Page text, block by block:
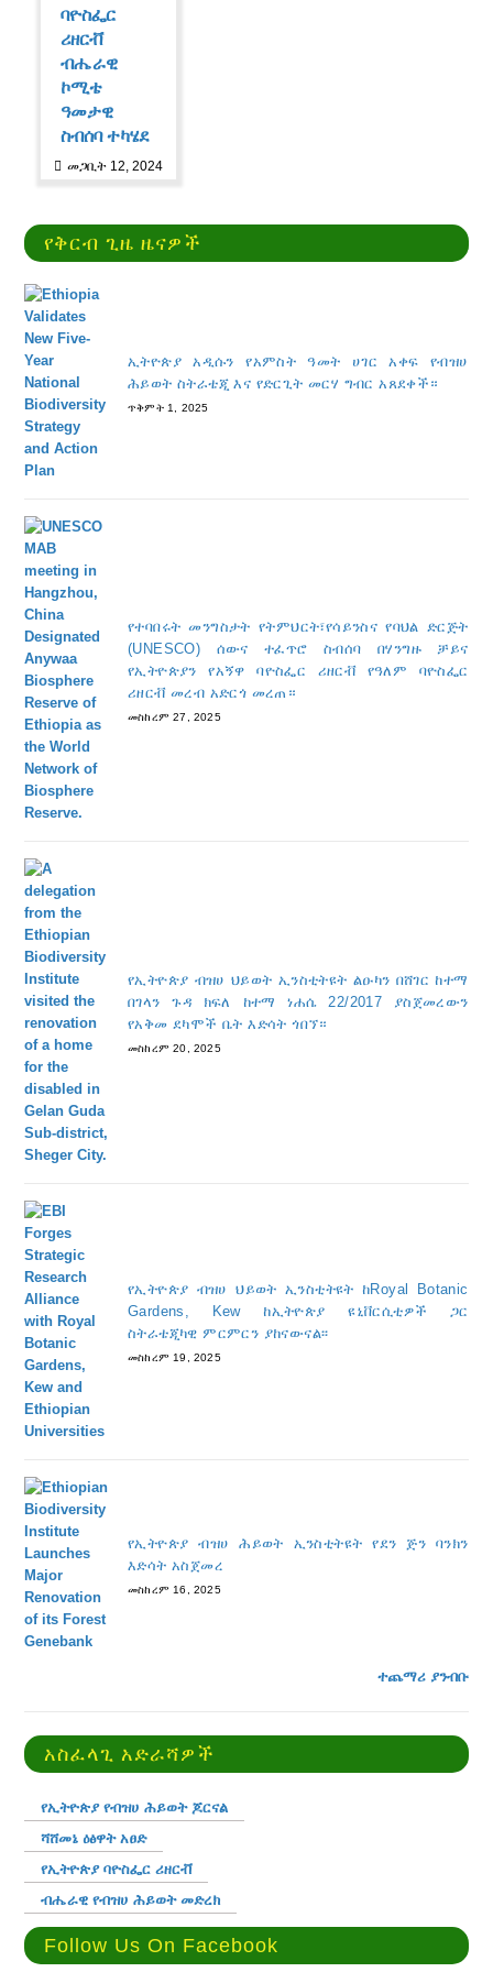
ባዮስፌር
ሪዘርቭ
ብሔራዊ
ኮሚቴ
ዓመታዊ
ስብሰባ ተካሄደ
መጋቢት 12, 2024
የቅርብ ጊዜ ዜናዎች
ኢትዮጵያ አዲሱን የአምስት ዓመት ሀገር አቀፍ የብዝሀ
ሕይወት ስትራቴጂ እና የድርጊት መርሃ ግብር አጸደቀች።
ጥቅምት 1, 2025
የተባበሩት መንግስታት የትምህርት፣የሳይንስና የባህል ድርጅት
(UNESCO) ሰውና ተፈጥሮ ስብሰባ በሃንግዙ ቻይና
የኢትዮጵያን የአኝዋ ባዮስፌር ሪዘርቭ የዓለም ባዮስፌር
ሪዘርቭ መረብ አድርጎ መረጠ።
መስከረም 27, 2025
የኢትዮጵያ ብዝሀ ህይወት ኢንስቲትዩት ልዑካን በሸገር ከተማ
በገላን ጉዳ ክፍለ ከተማ ነሐሴ 22/2017 ያስጀመረውን
የአቅመ ደካሞች ቤት እድሳት ጎበኘ።
መስከረም 20, 2025
የኢትዮጵያ ብዝሀ ህይወት ኢንስቲትዩት ከRoyal Botanic
Gardens, Kew ከኢትዮጵያ ዩኒቨርሲቲዎች ጋር
ስትራቴጂካዊ ምርምርን ያከናውናል፡፡
መስከረም 19, 2025
የኢትዮጵያ ብዝሀ ሕይወት ኢንስቲትዩት የደን ጅን ባንክን
እድሳት አስጀመረ
መስከረም 16, 2025
ተጨማሪ ያንብቡ
አስፈላጊ አድራሻዎች
የኢትዮጵያ የብዝሀ ሕይወት ጆርናል
ሻሸመኔ ዕፅዋት አፀድ
የኢትዮጵያ ባዮስፌር ሪዘርቭ
ብሔራዊ የብዝሀ ሕይወት መድረክ
Follow Us On Facebook